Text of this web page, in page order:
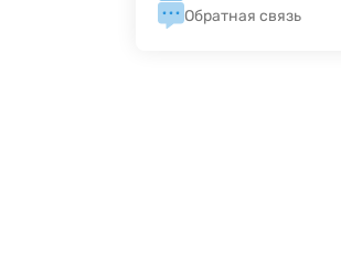
Обратная связь